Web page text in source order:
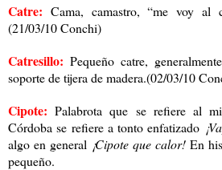
Catre: Cama, camastro, “me voy al
(21/03/10 Conchi)
Catresillo: Pequeño catre,
soporte de tijera de madera.(02/03/10
Cipote: Palabrota que se refiere al
Córdoba se refiere a tonto enfatizado
algo en general ¡Cipote que calor! En
pequeño.